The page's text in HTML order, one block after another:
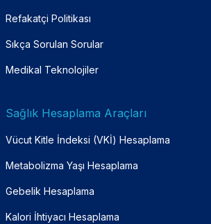
Refakatçi Politikası
Sıkça Sorulan Sorular
Medikal Teknolojiler
Sağlık Hesaplama Araçları
Vücut Kitle İndeksi (VKİ) Hesaplama
Metabolizma Yaşı Hesaplama
Gebelik Hesaplama
Kalori İhtiyacı Hesaplama